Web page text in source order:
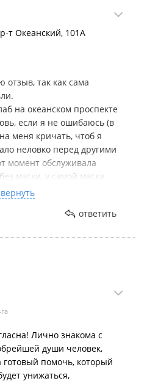
т Океанский, 101А
отзыв, так как сама
на океанском проспекте
если я не ошибаюсь (в
меня кричать, чтоб я
неловко перед другими
момент обслуживала
маски, у самой маска
и просила у него
на кассе очередь, может
стала кричать на
этого магазина , не
на матах, мне самой
по вину, но
и для меня такое
приходить в ваш
на себя ((((
ответить
Лично знакома с
души человек,
помочь, который
унижаться,